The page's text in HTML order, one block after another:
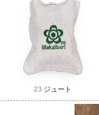
23 ジュート